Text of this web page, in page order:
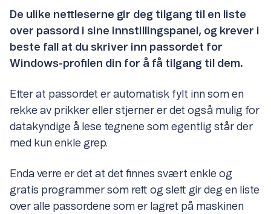
De ulike nettleserne gir deg tilgang til en liste
over passord i sine innstillingspanel, og krever i
beste fall at du skriver inn passordet for
Windows-profilen din for å få tilgang til dem.
Etter at passordet er automatisk fylt inn som en
rekke av prikker eller stjerner er det også mulig for
datakyndige å lese tegnene som egentlig står der
med kun enkle grep.
Enda verre er det at det finnes svært enkle og
gratis programmer som rett og slett gir deg en liste
over alle passordene som er lagret på maskinen